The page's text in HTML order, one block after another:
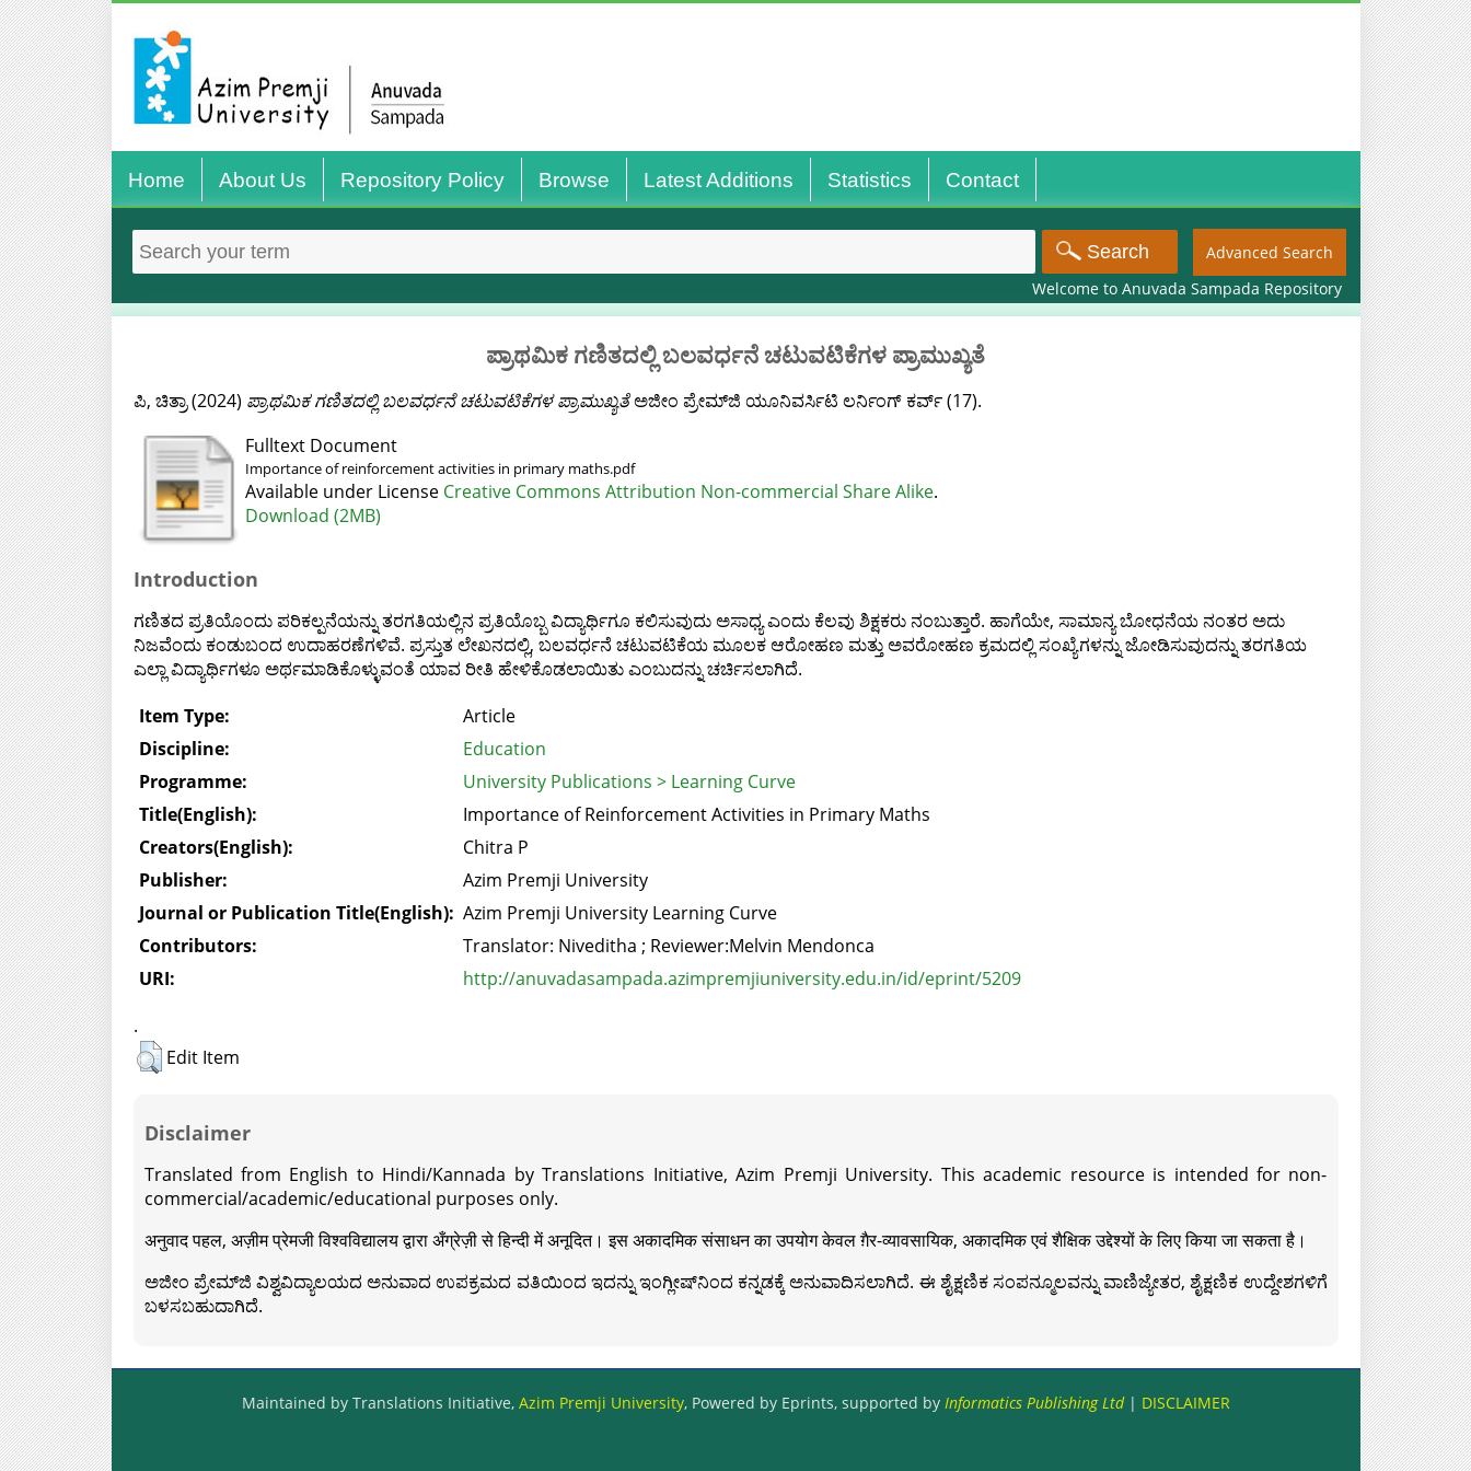
Home About Us Repository Policy Browse Latest Additions Statistics Contact
Advanced Search
Welcome to Anuvada Sampada Repository
ಪ್ರಾಥಮಿಕ ಗಣಿತದಲ್ಲಿ ಬಲವರ್ಧನೆ ಚಟುವಟಿಕೆಗಳ ಪ್ರಾಮುಖ್ಯತೆ
ಪಿ, ಚಿತ್ರಾ(2024) ಪ್ರಾಥಮಿಕ ಗಣಿತದಲ್ಲಿ ಬಲವರ್ಧನೆ ಚಟುವಟಿಕೆಗಳ ಪ್ರಾಮುಖ್ಯತೆಅಜೀಂ ಪ್ರೇಮ್‌ಜಿ ಯೂನಿವರ್ಸಿಟಿ ಲರ್ನಿಂಗ್ ಕರ್ವ್ (17).
Fulltext Document
Importance of reinforcement activities in primary maths.pdf
Available under License Creative Commons Attribution Non-commercial Share Alike.
Download (2MB)
Introduction
ಗಣಿತದ ಪ್ರತಿಯೊಂದು ಪರಿಕಲ್ಪನೆಯನ್ನು ತರಗತಿಯಲ್ಲಿನ ಪ್ರತಿಯೊಬ್ಬ ವಿದ್ಯಾರ್ಥಿಗೂ ಕಲಿಸುವುದು ಅಸಾಧ್ಯ ಎಂದು ಕೆಲವು ಶಿಕ್ಷಕರು ನಂಬುತ್ತಾರೆ. ಹಾಗೆಯೇ, ಸಾಮಾನ್ಯ ಬೋಧನೆಯ ನಂತರ ಅದು
ನಿಜವೆಂದು ಕಂಡುಬಂದ ಉದಾಹರಣೆಗಳಿವೆ. ಪ್ರಸ್ತುತ ಲೇಖನದಲ್ಲಿ, ಬಲವರ್ಧನೆ ಚಟುವಟಿಕೆಯ ಮೂಲಕ ಆರೋಹಣ ಮತ್ತು ಅವರೋಹಣ ಕ್ರಮದಲ್ಲಿ ಸಂಖ್ಯೆಗಳನ್ನು ಜೋಡಿಸುವುದನ್ನು ತರಗತಿಯ
ಎಲ್ಲಾ ವಿದ್ಯಾರ್ಥಿಗಳೂ ಅರ್ಥಮಾಡಿಕೊಳ್ಳುವಂತೆ ಯಾವ ರೀತಿ ಹೇಳಿಕೊಡಲಾಯಿತು ಎಂಬುದನ್ನು ಚರ್ಚಿಸಲಾಗಿದೆ.
Item Type:
Article
Discipline:
Education
Programme:
University Publications > Learning Curve
Title(English):
Importance of Reinforcement Activities in Primary Maths
Creators(English):
Chitra P
Publisher:
Azim Premji University
Journal or Publication Title(English): Azim Premji University Learning Curve
Contributors:
Translator: Niveditha ; Reviewer:Melvin Mendonca
URI:
http://anuvadasampada.azimpremjiuniversity.edu.in/id/eprint/5209
.
Edit Item
Disclaimer
Translated from English to Hindi/Kannada by Translations Initiative, Azim Premji University. This academic resource is intended for non-
commercial/academic/educational purposes only.
अनुवाद पहल, अज़ीम प्रेमजी विश्वविद्यालय द्वारा अँग्रेज़ी से हिन्दी में अनूदित। इस अकादमिक संसाधन का उपयोग केवल ग़ैर-व्यावसायिक, अकादमिक एवं शैक्षिक उद्देश्यों के लिए किया जा सकता है।
ಅಜೀಂ ಪ್ರೇಮ್‍ಜಿ ವಿಶ್ವವಿದ್ಯಾಲಯದ ಅನುವಾದ ಉಪಕ್ರಮದ ವತಿಯಿಂದ ಇದನ್ನು ಇಂಗ್ಲೀಷ್‍ನಿಂದ ಕನ್ನಡಕ್ಕೆ ಅನುವಾದಿಸಲಾಗಿದೆ. ಈ ಶೈಕ್ಷಣಿಕ ಸಂಪನ್ಮೂಲವನ್ನು ವಾಣಿಜ್ಯೇತರ, ಶೈಕ್ಷಣಿಕ ಉದ್ದೇಶಗಳಿಗೆ
ಬಳಸಬಹುದಾಗಿದೆ.
Maintained by Translations Initiative, Azim Premji University, Powered by Eprints, supported by Informatics Publishing Ltd| DISCLAIMER